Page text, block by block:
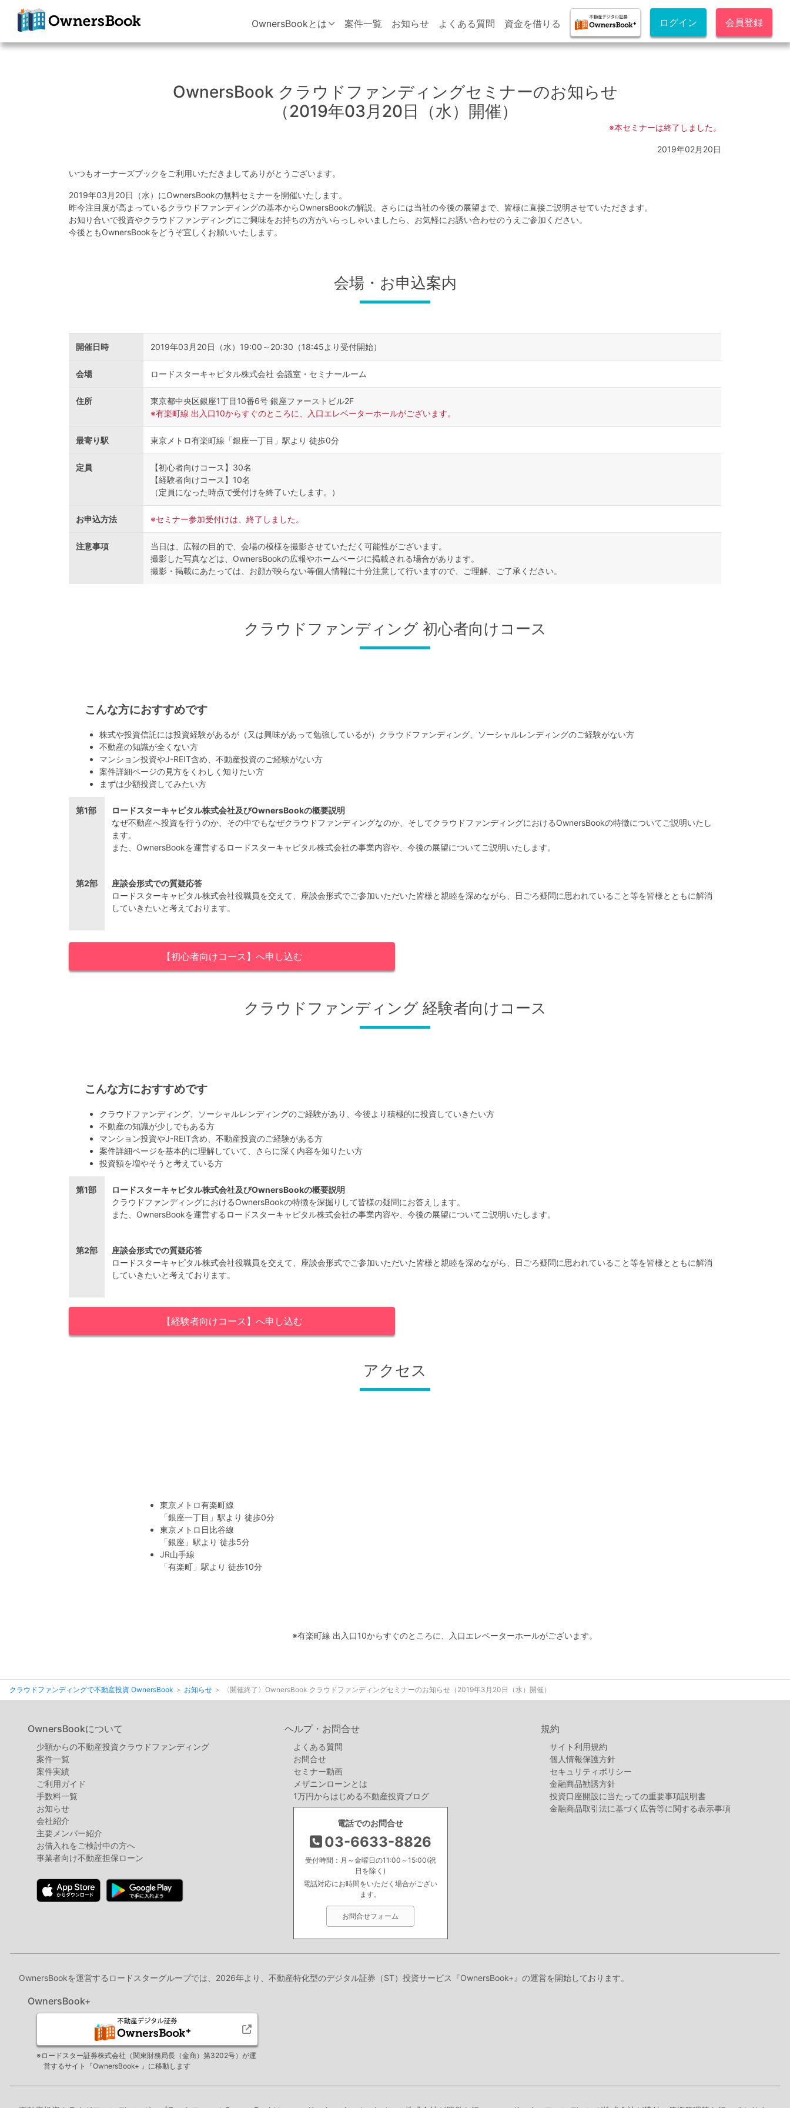
クラウドファン
OwnersBookとは 案件一覧 お知らせ よくある質問 資金を借りる ログイン 会員登録
OwnersBook クラウドファンディングセミナーのお知らせ
（2019年03月20日（水）開催）
※本セミナーは終了しました。
2019年02月20日
いつもオーナーズブックをご利用いただきましてありがとうございます。
2019年03月20日（水）にOwnersBookの無料セミナーを開催いたします。
昨今注目度が高まっているクラウドファンディングの基本からOwnersBookの解説、さらには当社の今後の展望まで、皆様に直接ご説明させていただきます。
お知り合いで投資やクラウドファンディングにご興味をお持ちの方がいらっしゃいましたら、お気軽にお誘い合わせのうえご参加ください。
今後ともOwnersBookをどうぞ宜しくお願いいたします。
会場・お申込案内
開催日時 2019年03月20日（水）19:00～20:30（18:45より受付開始）
会場 ロードスターキャピタル株式会社 会議室・セミナールーム
住所
東京都中央区銀座1丁目10番6号 銀座ファーストビル2F
※有楽町線 出入口10からすぐのところに、入口エレベーターホールがございます。
最寄り駅 東京メトロ有楽町線「銀座一丁目」駅より 徒歩0分
定員
【初心者向けコース】30名
【経験者向けコース】10名
（定員になった時点で受付けを終了いたします。）
お申込方法 ※セミナー参加受付けは、終了しました。
注意事項
当日は、広報の目的で、会場の模様を撮影させていただく可能性がございます。
撮影した写真などは、OwnersBookの広報やホームページに掲載される場合があります。
撮影・掲載にあたっては、お顔が映らない等個人情報に十分注意して行いますので、ご理解、ご了承ください。
クラウドファンディング 初心者向けコース
こんな方におすすめです
株式や投資信託には投資経験があるが（又は興味があって勉強しているが）クラウドファンディング、ソーシャルレンディングのご経験がない方
不動産の知識が全くない方
マンション投資やJ-REIT含め、不動産投資のご経験がない方
案件詳細ページの見方をくわしく知りたい方
まずは少額投資してみたい方
第1部
ロードスターキャピタル株式会社及びOwnersBookの概要説明
なぜ不動産へ投資を行うのか、その中でもなぜクラウドファンディングなのか、そしてクラウドファンディングにおけるOwnersBookの特徴についてご説明いたし
ます。
また、OwnersBookを運営するロードスターキャピタル株式会社の事業内容や、今後の展望についてご説明いたします。
第2部
座談会形式での質疑応答
ロードスターキャピタル株式会社役職員を交えて、座談会形式でご参加いただいた皆様と親睦を深めながら、日ごろ疑問に思われていること等を皆様とともに解消
していきたいと考えております。
【初心者向けコース】へ申し込む
クラウドファンディング 経験者向けコース
こんな方におすすめです
クラウドファンディング、ソーシャルレンディングのご経験があり、今後より積極的に投資していきたい方
不動産の知識が少しでもある方
マンション投資やJ-REIT含め、不動産投資のご経験がある方
案件詳細ページを基本的に理解していて、さらに深く内容を知りたい方
投資額を増やそうと考えている方
第1部
ロードスターキャピタル株式会社及びOwnersBookの概要説明
クラウドファンディングにおけるOwnersBookの特徴を深掘りして皆様の疑問にお答えします。
また、OwnersBookを運営するロードスターキャピタル株式会社の事業内容や、今後の展望についてご説明いたします。
第2部
座談会形式での質疑応答
ロードスターキャピタル株式会社役職員を交えて、座談会形式でご参加いただいた皆様と親睦を深めながら、日ごろ疑問に思われていること等を皆様とともに解消
していきたいと考えております。
【経験者向けコース】へ申し込む
アクセス
東京メトロ有楽町線
「銀座一丁目 」駅より 徒歩0分
東京メトロ日比谷線
「銀座 」駅より 徒歩5分
JR山手線
「有楽町 」駅より 徒歩10分
※有楽町線 出入口10からすぐのところに、入口エレベーターホールがございます。
クラウドファンディングで不動産投資 OwnersBook お知らせ 〈開催終了〉OwnersBook クラウドファンディングセミナーのお知らせ（2019年3月20日（水）開催）
OwnersBookについて
少額からの不動産投資クラウドファンディング
案件⼀覧
案件実績
ご利用ガイド
手数料一覧
お知らせ
会社紹介
主要メンバー紹介
お借入れをご検討中の方へ
事業者向け不動産担保ローン
ヘルプ・お問合せ
よくある質問
お問合せ
セミナー動画
メザニンローンとは
1万円からはじめる不動産投資ブログ
電話でのお問合せ
03-6633-8826
受付時間：月～金曜日の11:00～15:00(祝
日を除く)
電話対応にお時間をいただく場合がござい
ます。
お問合せフォーム
規約
サイト利用規約
個人情報保護方針
セキュリティポリシー
金融商品勧誘方針
投資口座開設に当たっての重要事項説明書
金融商品取引法に基づく広告等に関する表示事項
OwnersBookを運営するロードスターグループでは、2026年より、不動産特化型のデジタル証券（ST）投資サービス『OwnersBook+』の運営を開始しております。
OwnersBook+
※ロードスター証券株式会社（関東財務局長（金商）第3202号）が運
営するサイト『OwnersBook+ 』に移動します